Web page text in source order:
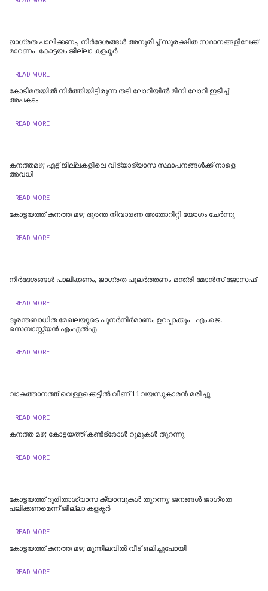
ജാഗ്രത പാലിക്കണം, നിര്‍ദേശങ്ങള്‍ അനുരിച്ച് സുരക്ഷിത സ്ഥാനങ്ങളിലേക്ക്
മാറണം- കോട്ടയം ജില്ലാ കളക്ടര്‍
READ MORE
കോടിമതയിൽ നിർത്തിയിട്ടിരുന്ന തടി ലോറിയിൽ മിനി ലോറി ഇടിച്ച്
അപകടം
READ MORE
കനത്തമഴ; എട്ട് ജില്ലകളിലെ വിദ്യാഭ്യാസ സ്ഥാപനങ്ങൾക്ക് നാളെ
അവധി
READ MORE
കോട്ടയത്ത് കനത്ത മഴ; ദുരന്ത നിവാരണ അതോറിറ്റി യോഗം ചേർന്നു
READ MORE
നിർദേശങ്ങൾ പാലിക്കണം, ജാഗ്രത പുലർത്തണം-മന്ത്രി മോൻസ് ജോസഫ്
READ MORE
ദുരന്തബാധിത മേഖലയുടെ പുനർനിർമാണം ഉറപ്പാക്കും - എം.ജെ.
സെബാസ്റ്റ്യൻ എംഎൽഎ
READ MORE
വാകത്താനത്ത് വെള്ളക്കെട്ടില്‍ വീണ് 11വയസുകാരന്‍ മരിച്ചു
READ MORE
കനത്ത മഴ; കോട്ടയത്ത് കണ്‍ട്രോള്‍ റൂമുകള്‍ തുറന്നു
READ MORE
കോട്ടയത്ത് ദുരിതാശ്വാസ ക്യാമ്പുകള്‍ തുറന്നു; ജനങ്ങള്‍ ജാഗ്രത
പലിക്കണമെന്ന് ജില്ലാ കളക്ടര്‍
READ MORE
കോട്ടയത്ത് കനത്ത മഴ; മൂന്നിലവിൽ വീട് ഒലിച്ചുപോയി
READ MORE